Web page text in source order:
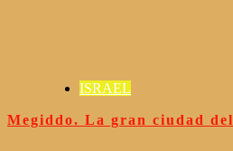
ISRAEL
Megiddo. La gran ciudad